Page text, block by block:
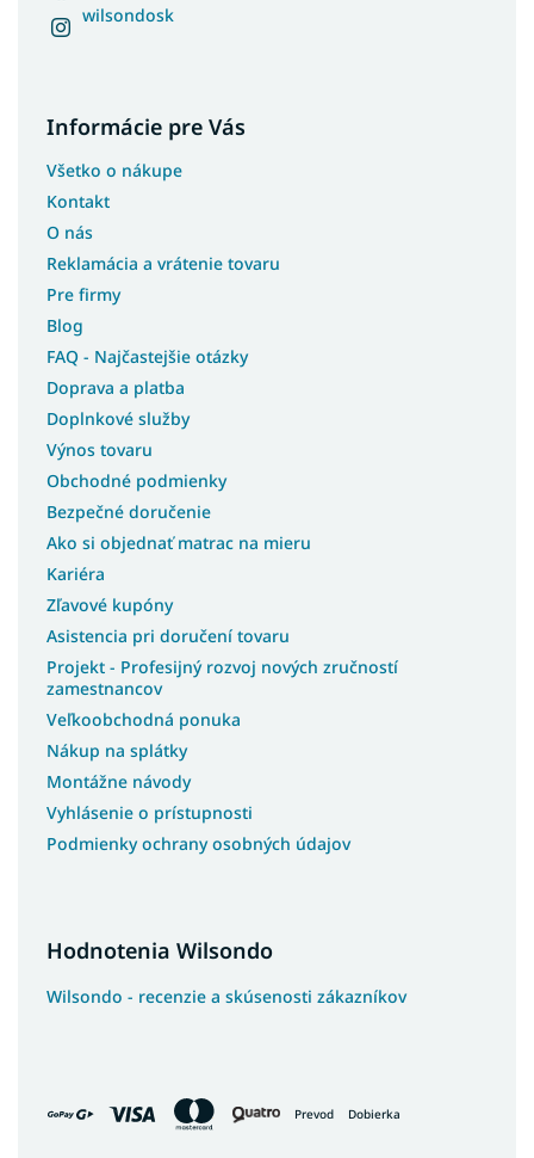
wilsondosk
Informácie pre Vás
Všetko o nákupe
Kontakt
O nás
Reklamácia a vrátenie tovaru
Pre firmy
Blog
FAQ - Najčastejšie otázky
Doprava a platba
Doplnkové služby
Výnos tovaru
Obchodné podmienky
Bezpečné doručenie
Ako si objednať matrac na mieru
Kariéra
Zľavové kupóny
Asistencia pri doručení tovaru
Projekt - Profesijný rozvoj nových zručností
zamestnancov
Veľkoobchodná ponuka
Nákup na splátky
Montážne návody
Vyhlásenie o prístupnosti
Podmienky ochrany osobných údajov
Hodnotenia Wilsondo
Wilsondo - recenzie a skúsenosti zákazníkov
Prevod Dobierka